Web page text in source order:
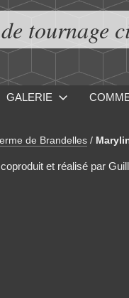
tournage
GALERIE
de Brandelles /
et réalisé par